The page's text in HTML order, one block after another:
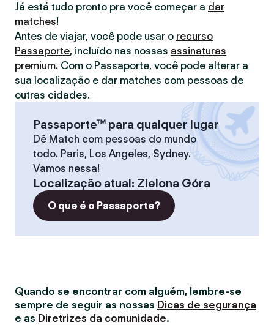
Já está tudo pronto pra você começar a dar
matches!
Antes de viajar, você pode usar o recurso
Passaporte, incluído nas nossas assinaturas
premium. Com o Passaporte, você pode alterar a
sua localização e dar matches com pessoas de
outras cidades.
Passaporte™ para qualquer lugar
Dê Match com pessoas do mundo
todo. Paris, Los Angeles, Sydney.
Vamos nessa!
Localização atual: Zielona Góra
O que é o Passaporte?
Quando se encontrar com alguém, lembre-se
sempre de seguir as nossas Dicas de segurança
e as Diretrizes da comunidade.